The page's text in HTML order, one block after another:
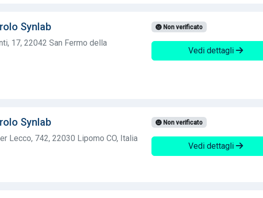
Synlab
17, 22042 San Fermo della
Non verificato
Vedi dettagli
Synlab
Lecco, 742, 22030 Lipomo CO, Italia
Non verificato
Vedi dettagli